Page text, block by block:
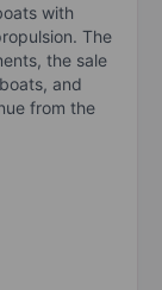
with
The
the sale
and
from the